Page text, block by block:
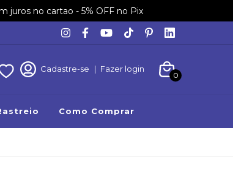
juros no cartao - 5% OFF no Pix
Cadastre-se | Fazer login
0
Como Comprar